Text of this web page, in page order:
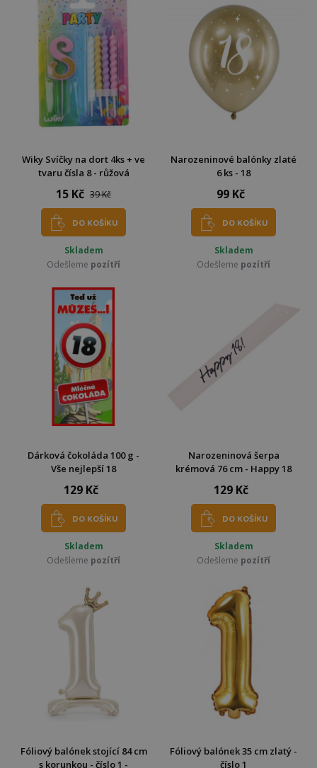
Wiky Svíčky na dort 4ks + ve
tvaru čísla 8 - růžová
15 Kč 39 Kč
DO KOŠÍKU
Skladem
Odešleme pozítří
Narozeninové balónky zlaté
6 ks - 18
99 Kč
DO KOŠÍKU
Skladem
Odešleme pozítří
Dárková čokoláda 100 g -
Vše nejlepší 18
129 Kč
DO KOŠÍKU
Skladem
Odešleme pozítří
Narozeninová šerpa
krémová 76 cm - Happy 18
129 Kč
DO KOŠÍKU
Skladem
Odešleme pozítří
Fóliový balónek stojící 84 cm
s korunkou - číslo 1 -
Fóliový balónek 35 cm zlatý -
číslo 1